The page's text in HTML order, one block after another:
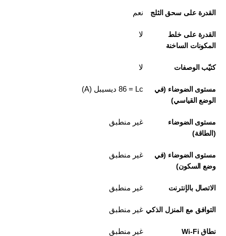
القدرة على سحق الثلج نعم
القدرة على خلط
المكونات الساخنة
لا
كتيّب الوصفات لا
مستوى الضوضاء (في
الوضع القياسي)
Lc =‏ 86 ديسيبل (A)
مستوى الضوضاء
(الطاقة)
غير منطبق
مستوى الضوضاء (في
وضع السكون)
غير منطبق
الاتصال بالإنترنت غير منطبق
التوافق مع المنزل الذكي غير منطبق
نطاق Wi-Fi غير منطبق